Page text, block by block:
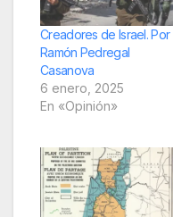
Creadores de Israel. Por
Ramón Pedregal
Casanova
6 enero, 2025
En «Opinión»